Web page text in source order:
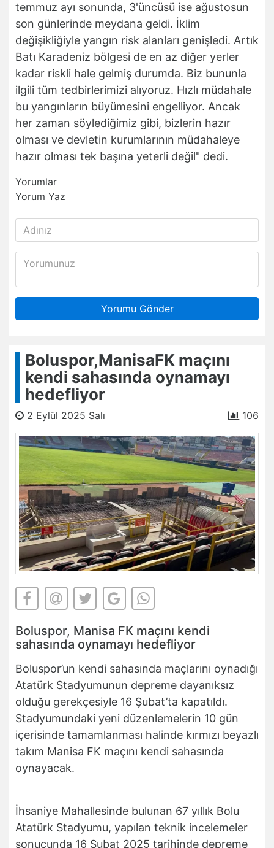
temmuz ayı sonunda, 3'üncüsü ise ağustosun
son günlerinde meydana geldi. İklim
değişikliğiyle yangın risk alanları genişledi. Artık
Batı Karadeniz bölgesi de en az diğer yerler
kadar riskli hale gelmiş durumda. Biz bununla
ilgili tüm tedbirlerimizi alıyoruz. Hızlı müdahale
bu yangınların büyümesini engelliyor. Ancak
her zaman söylediğimiz gibi, bizlerin hazır
olması ve devletin kurumlarının müdahaleye
hazır olması tek başına yeterli değil" dedi.
Yorumlar
Yorum Yaz
Yorumu Gönder
Boluspor,ManisaFK maçını
kendi sahasında oynamayı
hedefliyor
2 Eylül 2025 Salı 106
Boluspor, Manisa FK maçını kendi
sahasında oynamayı hedefliyor
Boluspor’un kendi sahasında maçlarını oynadığı
Atatürk Stadyumunun depreme dayanıksız
olduğu gerekçesiyle 16 Şubat’ta kapatıldı.
Stadyumundaki yeni düzenlemelerin 10 gün
içerisinde tamamlanması halinde kırmızı beyazlı
takım Manisa FK maçını kendi sahasında
oynayacak.
İhsaniye Mahallesinde bulunan 67 yıllık Bolu
Atatürk Stadyumu, yapılan teknik incelemeler
sonucunda 16 Şubat 2025 tarihinde depreme